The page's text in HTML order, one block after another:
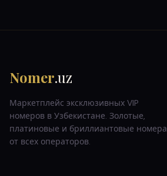
Nomer.uz
Маркетплейс эксклюзивных VIP
номеров в Узбекистане. Золотые,
платиновые и бриллиантовые номера
от всех операторов.